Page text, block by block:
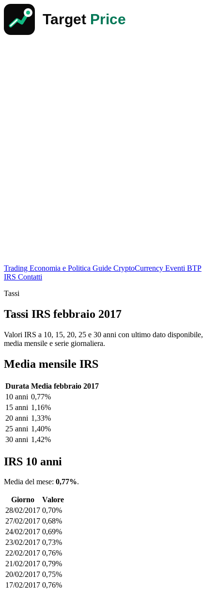
Trading Economia e Politica Guide CryptoCurrency Eventi BTP
IRS Contatti
Tassi
Tassi IRS febbraio 2017
Valori IRS a 10, 15, 20, 25 e 30 anni con ultimo dato disponibile,
media mensile e serie giornaliera.
Media mensile IRS
Durata Media febbraio 2017
10 anni 0,77%
15 anni 1,16%
20 anni 1,33%
25 anni 1,40%
30 anni 1,42%
IRS 10 anni
Media del mese: 0,77%.
Giorno
Valore
28/02/2017 0,70%
27/02/2017 0,68%
24/02/2017 0,69%
23/02/2017 0,73%
22/02/2017 0,76%
21/02/2017 0,79%
20/02/2017 0,75%
17/02/2017 0,76%